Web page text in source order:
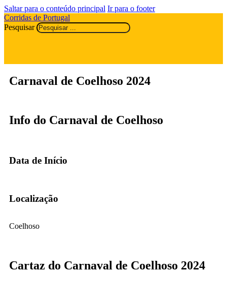
Saltar para o conteúdo principal Ir para o footer
Corridas de Portugal
Pesquisar
Carnaval de Coelhoso 2024
Info do Carnaval de Coelhoso
Data de Início
Localização
Coelhoso
Cartaz do Carnaval de Coelhoso 2024